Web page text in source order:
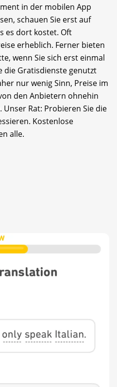
in der mobilen App
schauen Sie erst auf
es dort kostet. Oft
erheblich. Ferner bieten
wenn Sie sich erst einmal
die Gratisdienste genutzt
nur wenig Sinn, Preise im
den Anbietern ohnehin
Rat: Probieren Sie die
Kostenlose
alle.